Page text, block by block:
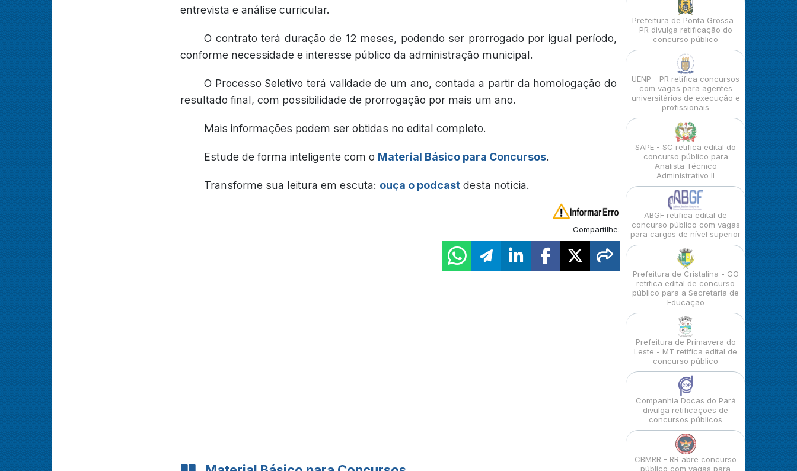
entrevista e análise curricular.
O contrato terá duração de 12 meses, podendo ser prorrogado por igual período,
conforme necessidade e interesse público da administração municipal.
O Processo Seletivo terá validade de um ano, contada a partir da homologação do
resultado final, com possibilidade de prorrogação por mais um ano.
Mais informações podem ser obtidas no edital completo.
Estude de forma inteligente com o Material Básico para Concursos.
Transforme sua leitura em escuta: ouça o podcast desta notícia.
Compartilhe:
Prefeitura de Ponta Grossa -
PR divulga retificação do
concurso público
UENP - PR retifica concursos
com vagas para agentes
universitários de execução e
profissionais
SAPE - SC retifica edital do
concurso público para
Analista Técnico
Administrativo II
ABGF retifica edital de
concurso público com vagas
para cargos de nível superior
Prefeitura de Cristalina - GO
retifica edital de concurso
público para a Secretaria de
Educação
Prefeitura de Primavera do
Leste - MT retifica edital de
concurso público
Companhia Docas do Pará
divulga retificações de
concursos públicos
CBMRR - RR abre concurso
público com vagas para